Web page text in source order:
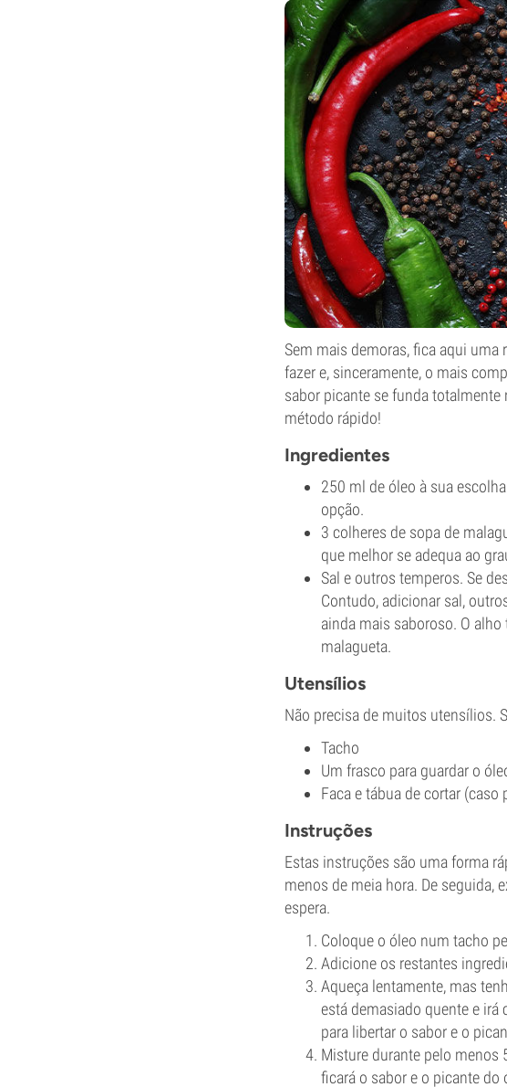
Sem mais demoras, fica aqui uma
fazer e, sinceramente, o mais
sabor picante se funda
método rápido!
Ingredientes
250 ml de óleo à sua
opção.
3 colheres de sopa de
que melhor se adequa ao
Sal e outros temperos. Se
Contudo, adicionar sal,
ainda mais saboroso. O
malagueta.
Utensílios
Não precisa de muitos utensílios.
Tacho
Um frasco para guardar o
Faca e tábua de cortar
Instruções
Estas instruções são uma forma
menos de meia hora. De
espera.
Coloque o óleo num tacho
Adicione os restantes
Aqueça lentamente, mas
está demasiado quente e
para libertar o sabor e o
Misture durante pelo menos
ficará o sabor e o picante do